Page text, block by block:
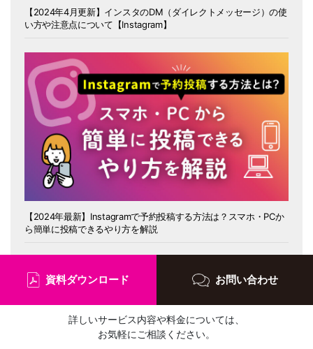
【2024年4月更新】インスタのDM（ダイレクトメッセージ）の使
い方や注意点について【Instagram】
【2024年最新】Instagramで予約投稿する方法は？スマホ・PCか
ら簡単に投稿できるやり方を解説
詳しいサービス内容や料金については、
お気軽にご相談ください。
資料ダウンロード お問い合わせ